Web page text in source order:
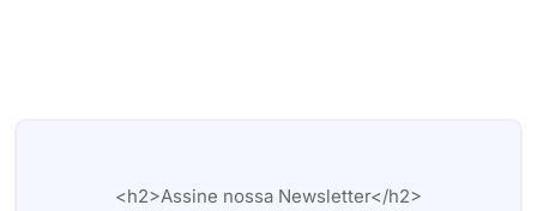
<h2>Assine nossa Newsletter</h2>